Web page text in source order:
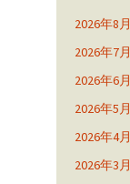
2026年8月
2026年7月
2026年6月
2026年5月
2026年4月
2026年3月